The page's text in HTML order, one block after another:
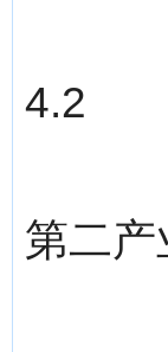
4.2
第二产